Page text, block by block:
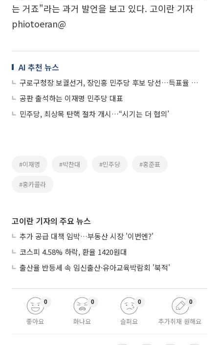
는 거죠"라는 과거 발언을 보고 있다. 고이란 기자
phiotoeran@
AI 추천 뉴스
구로구청장 보궐선거, 장인홍 민주당 후보 당선…득표율 56.03%
공판 출석하는 이재명 민주당 대표
민주당, 최상목 탄핵 절차 개시…“시기는 더 협의’
#이재명 #박찬대 #민주당 #홍준표
#홍카콜라
고이란 기자의 주요 뉴스
추가 공급 대책 임박…부동산 시장 '이번엔?'
코스피 4.58% 하락, 환율 1420원대
출산율 반등세 속 임신출산·유아교육박람회 '북적'
좋아요
0
화나요
0
슬퍼요
0
추가취재 원해요
0